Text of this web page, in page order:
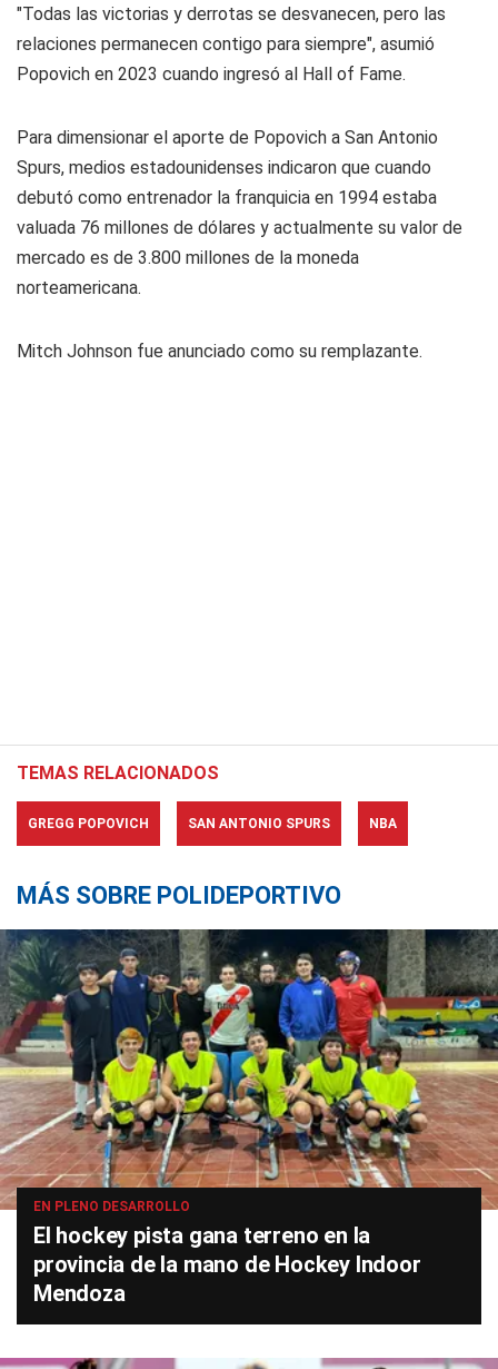
"Todas las victorias y derrotas se desvanecen, pero las
relaciones permanecen contigo para siempre", asumió
Popovich en 2023 cuando ingresó al Hall of Fame.
Para dimensionar el aporte de Popovich a San Antonio
Spurs, medios estadounidenses indicaron que cuando
debutó como entrenador la franquicia en 1994 estaba
valuada 76 millones de dólares y actualmente su valor de
mercado es de 3.800 millones de la moneda
norteamericana.
Mitch Johnson fue anunciado como su remplazante.
TEMAS RELACIONADOS
GREGG POPOVICH SAN ANTONIO SPURS NBA
MÁS SOBRE POLIDEPORTIVO
EN PLENO DESARROLLO
El hockey pista gana terreno en la
provincia de la mano de Hockey Indoor
Mendoza